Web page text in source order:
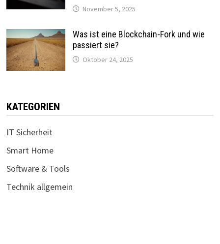
November 5, 2025
Was ist eine Blockchain-Fork und wie
passiert sie?
Oktober 24, 2025
KATEGORIEN
IT Sicherheit
Smart Home
Software & Tools
Technik allgemein